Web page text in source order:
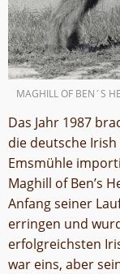
MAGHILL OF BEN´S
Das Jahr 1987
die deutsche
Emsmühle
Maghill of Ben’s
Anfang seiner
erringen und
erfolgreichsten
war eins, aber